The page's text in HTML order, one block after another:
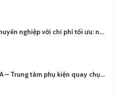
Làm MV chuyên nghiệp với chi phí tối ưu: nên chọn quay thực tế hay video AI?
YCN MEDIA – Trung tâm phụ kiện quay chụp tại Hà Nội